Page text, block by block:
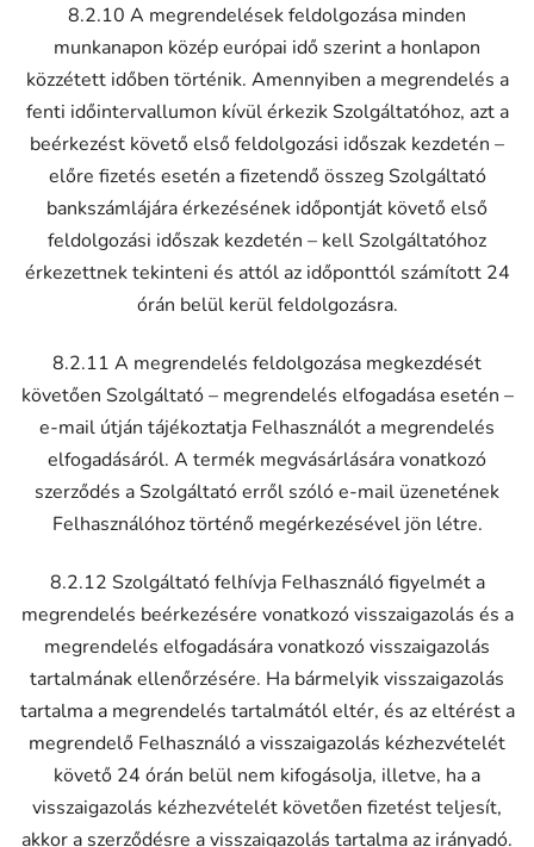
8.2.10 A megrendelések feldolgozása minden
munkanapon közép európai idő szerint a honlapon
közzétett időben történik. Amennyiben a megrendelés a
fenti időintervallumon kívül érkezik Szolgáltatóhoz, azt a
beérkezést követő első feldolgozási időszak kezdetén –
előre fizetés esetén a fizetendő összeg Szolgáltató
bankszámlájára érkezésének időpontját követő első
feldolgozási időszak kezdetén – kell Szolgáltatóhoz
érkezettnek tekinteni és attól az időponttól számított 24
órán belül kerül feldolgozásra.
8.2.11 A megrendelés feldolgozása megkezdését
követően Szolgáltató – megrendelés elfogadása esetén –
e-mail útján tájékoztatja Felhasználót a megrendelés
elfogadásáról. A termék megvásárlására vonatkozó
szerződés a Szolgáltató erről szóló e-mail üzenetének
Felhasználóhoz történő megérkezésével jön létre.
8.2.12 Szolgáltató felhívja Felhasználó figyelmét a
megrendelés beérkezésére vonatkozó visszaigazolás és a
megrendelés elfogadására vonatkozó visszaigazolás
tartalmának ellenőrzésére. Ha bármelyik visszaigazolás
tartalma a megrendelés tartalmától eltér, és az eltérést a
megrendelő Felhasználó a visszaigazolás kézhezvételét
követő 24 órán belül nem kifogásolja, illetve, ha a
visszaigazolás kézhezvételét követően fizetést teljesít,
akkor a szerződésre a visszaigazolás tartalma az irányadó.